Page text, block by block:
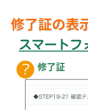
修了証の表
スマートフ